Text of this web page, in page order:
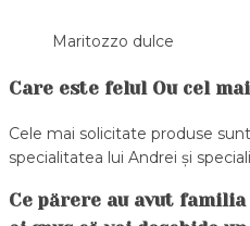
Maritozzo dulce
Care este felul Ou cel
Cele mai solicitate produse
specialitatea lui Andrei și
Ce părere au avut